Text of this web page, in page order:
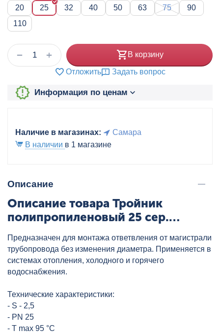
20
25 32 40 50 63 75
90
110
+
− В корзину
Отложить Задать вопрос
Информация по ценам
Наличие в магазинах:
Самара
В наличии в 1 магазине
Описание
Описание товара Тройник
полипропиленовый 25 сер.
Предназначен для монтажа ответвления от магистрали
трубопровода без изменения диаметра. Применяется в
системах отопления, холодного и горячего
водоснабжения.
Технические характеристики:
- S - 2,5
- PN 25
- T max 95 °C